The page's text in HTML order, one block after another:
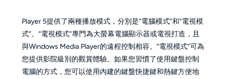
Player 5提供了兩種播放模式，分別是“電腦模式”和“電視模
式”。“電視模式”專門為大螢幕電腦顯示器或電視打造，且
與Windows Media Player的遠程控制相容。“電視模式”可為
您提供影院級別的觀賞體驗。如果您習慣了使用鍵盤控制
電腦的方式，您可以使用內建的鍵盤快捷鍵和熱鍵方便地